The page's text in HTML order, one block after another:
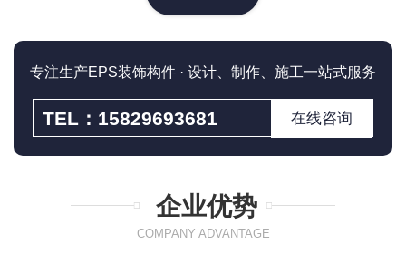
专注生产EPS装饰构件 · 设计、制作、施工一站式服务
TEL：15829693681 在线咨询
企业优势
COMPANY ADVANTAGE